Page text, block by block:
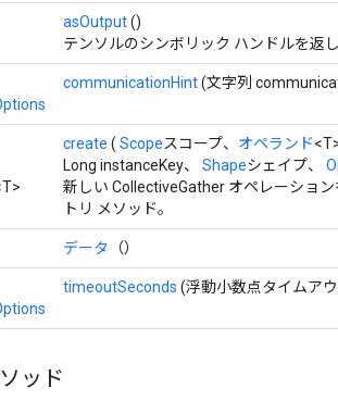
asOutput()
テンソルのシンボリック ハンドルを返
communicationHint(文字列
create ( Scopeスコープ、 オペランド
Long instanceKey、 Shapeシェイプ、
新しい CollectiveGather オペレーショ
トリ メソッド。
データ （）
timeoutSeconds (浮動小数点タイムア
ッド